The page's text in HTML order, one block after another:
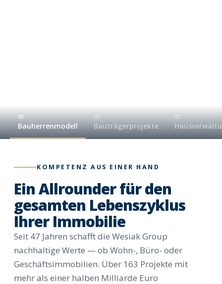
01
Bauherrenmodell
02
Bauträgerprojekte
03
KOMPETENZ AUS EINER HAND
Ein Allrounder für den
gesamten Lebenszyklus
Ihrer Immobilie
Seit 47 Jahren schafft die Wesiak Group
nachhaltige Werte — ob Wohn-, Büro- oder
Geschäftsimmobilien. Über 163 Projekte mit
mehr als einer halben Milliarde Euro